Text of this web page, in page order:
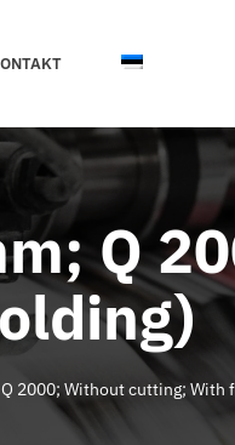
Q
2000; Without cutting; With